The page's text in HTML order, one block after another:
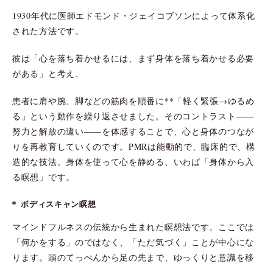
1930年代に医師エドモンド・ジェイコブソンによって体系化
された方法です。
彼は「心を落ち着かせるには、まず身体を落ち着かせる必要
がある」と考え、
患者に肩や腕、脚などの筋肉を順番に**「軽く緊張→ゆるめ
る」という動作を繰り返させました。そのコントラスト――
努力と解放の違い――を体感することで、心と身体のつなが
りを再教育していくのです。PMRは能動的で、臨床的で、構
造的な技法。身体を使って心を静める、いわば「身体から入
る瞑想」です。
ボディスキャン瞑想
マインドフルネスの伝統から生まれた瞑想法です。ここでは
「何かをする」のではなく、「ただ気づく」ことが中心にな
ります。頭のてっぺんから足の先まで、ゆっくりと意識を移